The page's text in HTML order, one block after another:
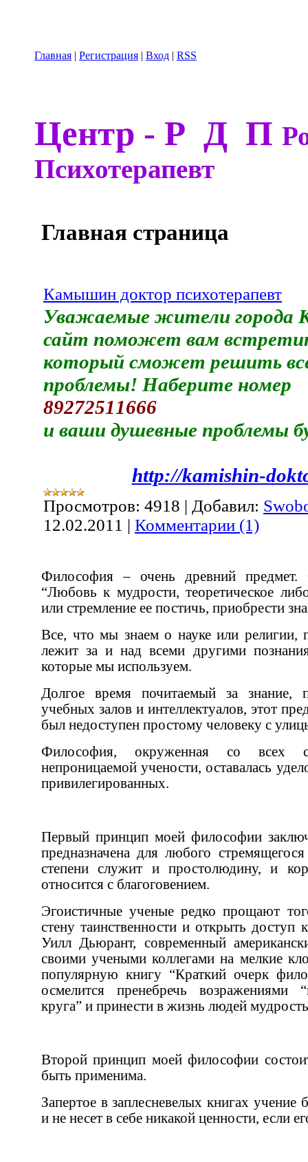
Главная | Регистрация | Вход | RSS
Центр - Р Д П
Психотерапевт
Главная страница
Камышин доктор психотерапевт
Уважаемые жители
сайт поможет вам
который сможет решить
проблемы! Наберите номер
89272511666
и ваши душевные проблемы
http://kamishin-
Просмотров: 4918 | Добавил:
12.02.2011 | Комментарии (1)
Философия – очень древний предмет. Само это слово означает:
“Любовь к мудрости, теоретическое либо практическое ее
или стремление ее постичь,
Все, что мы знаем о науке или религии, пришло из философии. Она
лежит за и над всеми другими познаниями, которые у нас есть и
которые мы используем.
Долгое время почитаемый за знание, предназначенное лишь для
учебных залов и интеллектуалов, этот предмет в значительной степени
был недоступен простому
Философия, окруженная со всех сторон защитным слоем
непроницаемой учености, оставалась уделом лишь небольшой группы
привилегированных.
Первый принцип моей философии заключается в том, что мудрость
предназначена для любого стремящегося постичь ее.
степени служит и простолюдину, и королю, и к ней не должно
относится с благоговением.
Эгоистичные ученые редко прощают того, кто пытается разрушить
стену таинственности и открыть доступ к тайне для простых людей.
Уилл Дьюрант, современный американский философ, был разодран
своими учеными коллегами на мелкие клочки, когда написал научно-
популярную книгу “Краткий очерк философии”. Так, каждого, кто
осмелится пренебречь возражениями “посвященных внутреннего
круга” и
Второй принцип моей философии состоит в том, чтобы она должна
быть применима.
Запертое в заплесневелых книгах учение бесполезно, а следовательно,